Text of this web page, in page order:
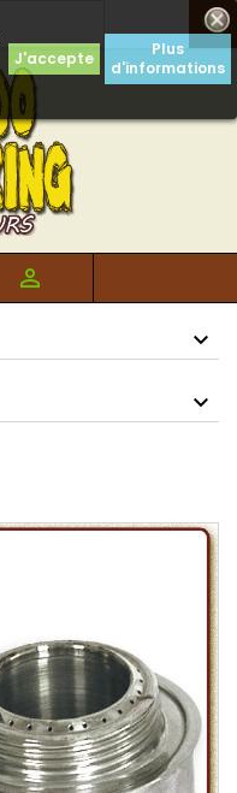

J'accepte
Plus
d'informations
